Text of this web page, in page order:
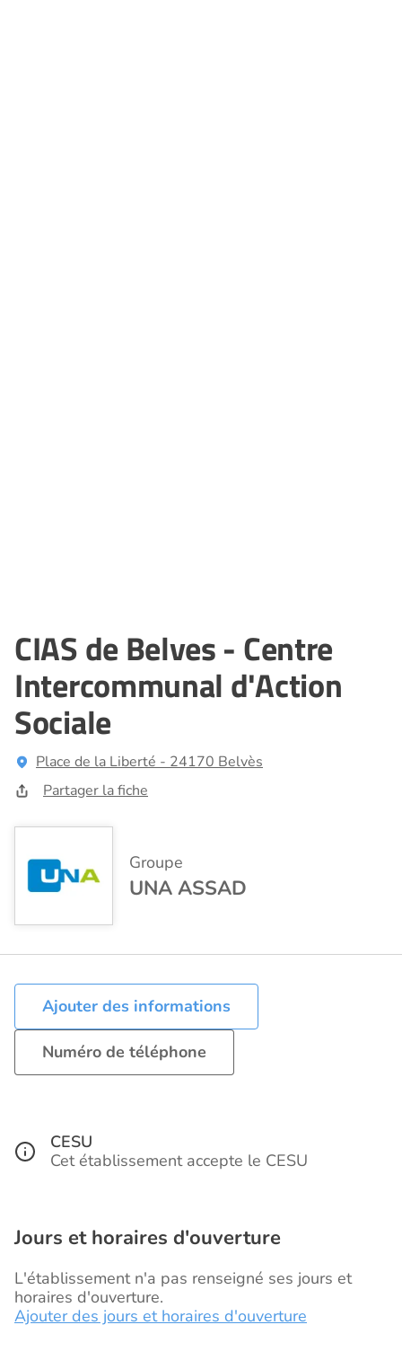
CIAS de Belves - Centre
Intercommunal d'Action
Sociale
Place de la Liberté - 24170 Belvès
Partager la fiche
Groupe
UNA ASSAD
Ajouter des informations
Numéro de téléphone
CESU
Cet établissement accepte le CESU
Jours et horaires d'ouverture
L'établissement n'a pas renseigné ses jours et
horaires d'ouverture.
Ajouter des jours et horaires d'ouverture